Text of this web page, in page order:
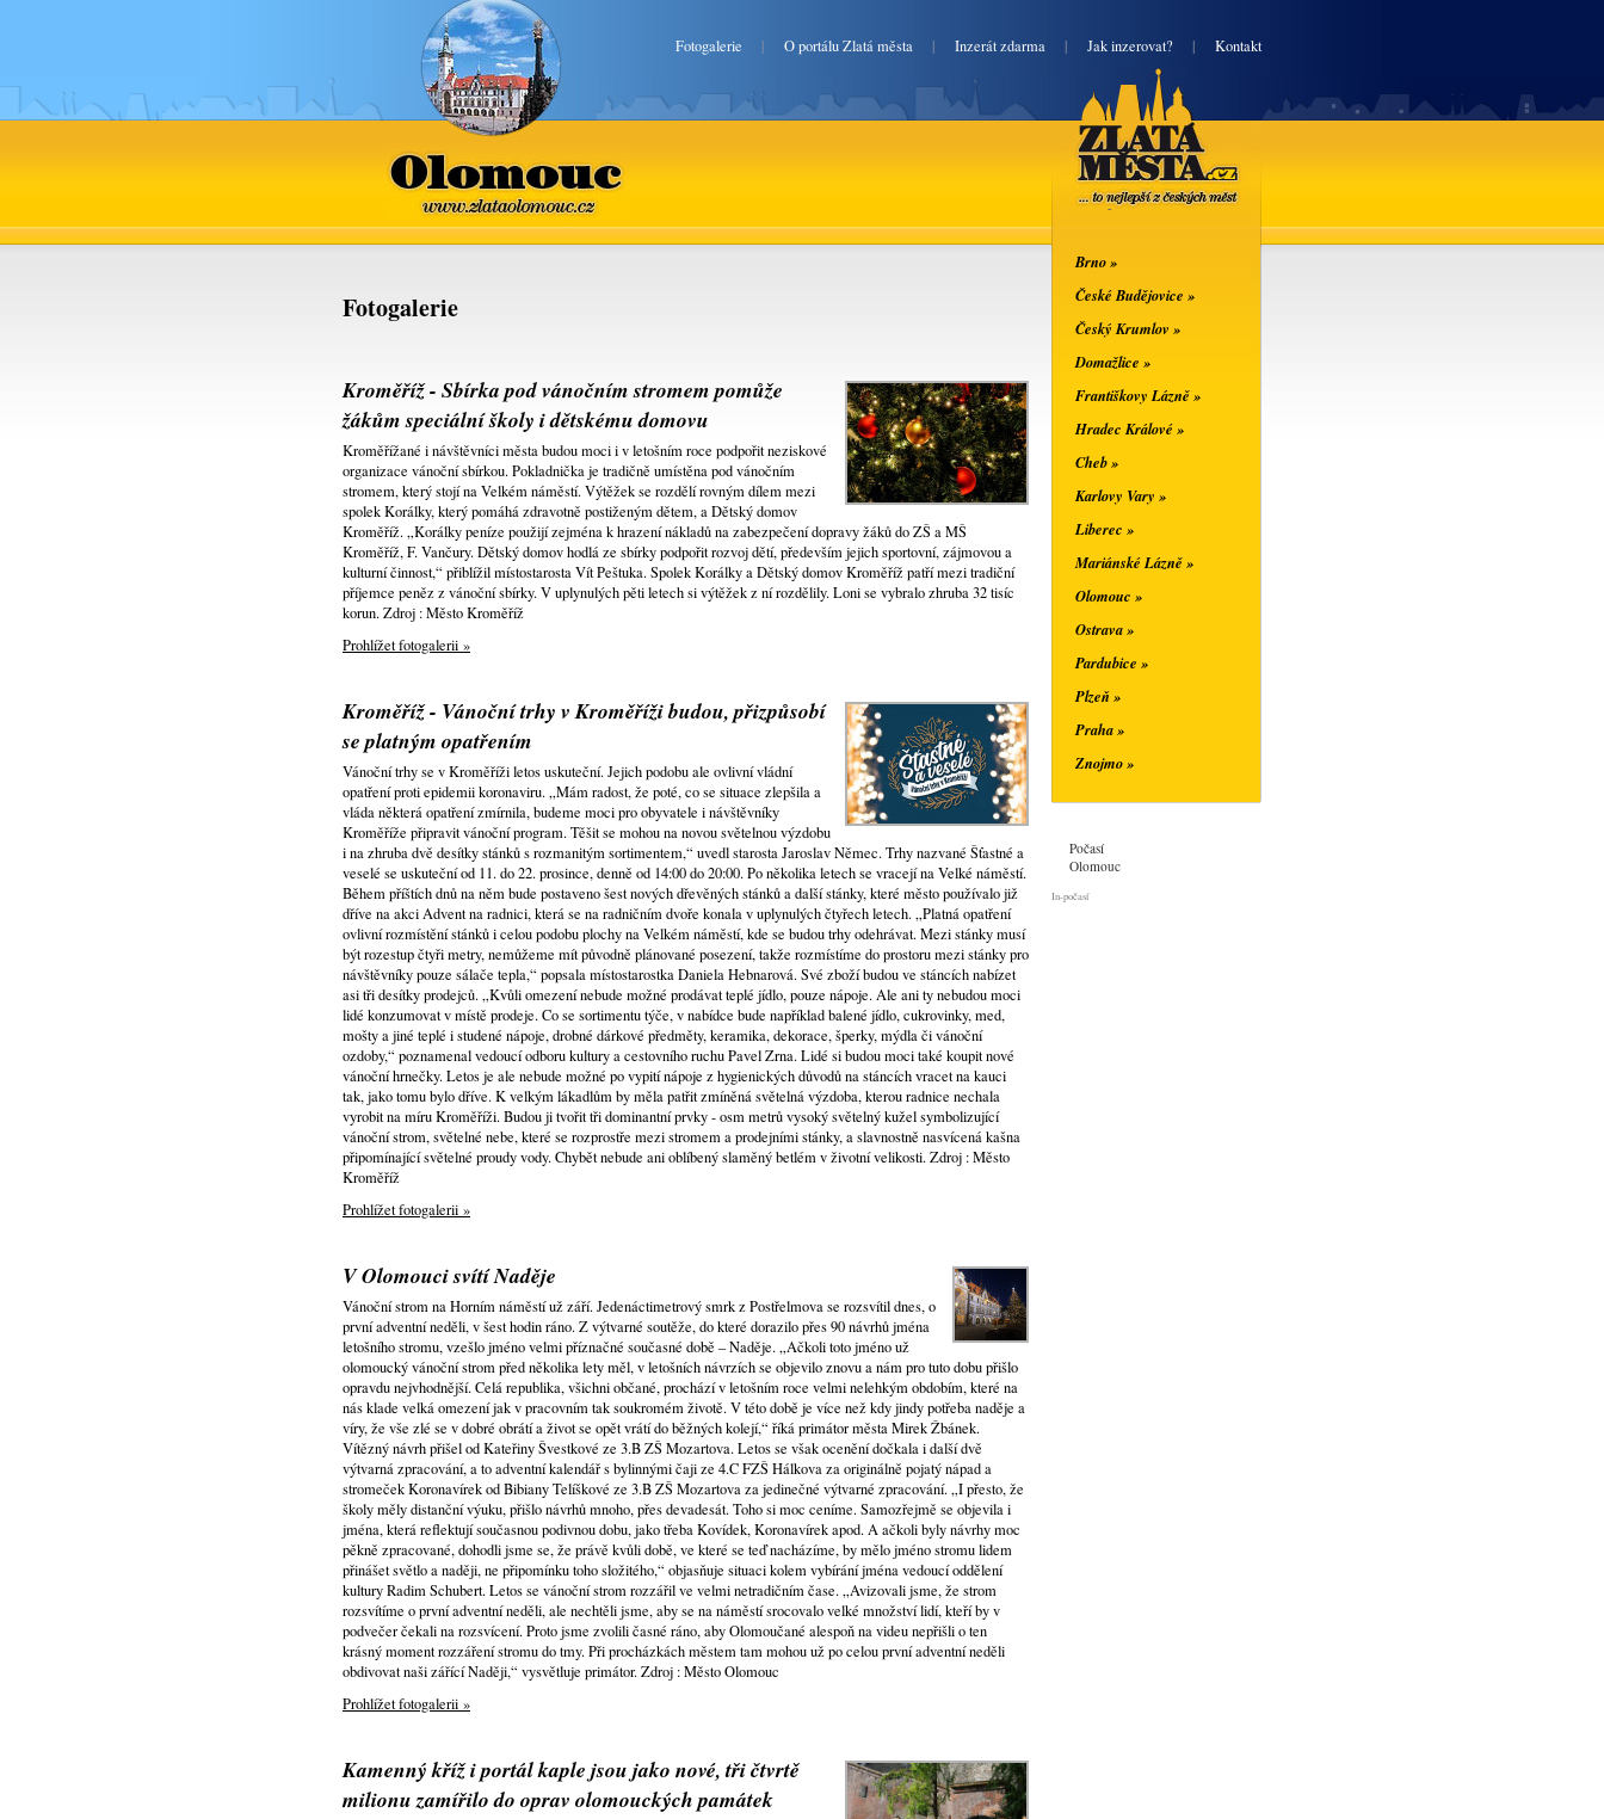
Fotogalerie | O portálu Zlatá města | Inzerát zdarma | Jak inzerovat? | Kontakt
Olomouc
www.zlataolomouc.cz
Fotogalerie
Kroměříž - Sbírka pod vánočním stromem pomůže
žákům speciální školy i dětskému domovu
Kroměřížané i návštěvníci města budou moci i v letošním roce podpořit neziskové
organizace vánoční sbírkou. Pokladnička je tradičně umístěna pod vánočním
stromem, který stojí na Velkém náměstí. Výtěžek se rozdělí rovným dílem mezi
spolek Korálky, který pomáhá zdravotně postiženým dětem, a Dětský domov
Kroměříž. „Korálky peníze použijí zejména k hrazení nákladů na zabezpečení dopravy žáků do ZŠ a MŠ
Kroměříž, F. Vančury. Dětský domov hodlá ze sbírky podpořit rozvoj dětí, především jejich sportovní, zájmovou a
kulturní činnost,“ přiblížil místostarosta Vít Peštuka. Spolek Korálky a Dětský domov Kroměříž patří mezi tradiční
příjemce peněz z vánoční sbírky. V uplynulých pěti letech si výtěžek z ní rozdělily. Loni se vybralo zhruba 32 tisíc
korun. Zdroj : Město Kroměříž
Prohlížet fotogalerii »
Kroměříž - Vánoční trhy v Kroměříži budou, přizpůsobí
se platným opatřením
Vánoční trhy se v Kroměříži letos uskuteční. Jejich podobu ale ovlivní vládní
opatření proti epidemii koronaviru. „Mám radost, že poté, co se situace zlepšila a
vláda některá opatření zmírnila, budeme moci pro obyvatele i návštěvníky
Kroměříže připravit vánoční program. Těšit se mohou na novou světelnou výzdobu
i na zhruba dvě desítky stánků s rozmanitým sortimentem,“ uvedl starosta Jaroslav Němec. Trhy nazvané Šťastné a
veselé se uskuteční od 11. do 22. prosince, denně od 14:00 do 20:00. Po několika letech se vracejí na Velké náměstí.
Během příštích dnů na něm bude postaveno šest nových dřevěných stánků a další stánky, které město používalo již
dříve na akci Advent na radnici, která se na radničním dvoře konala v uplynulých čtyřech letech. „Platná opatření
ovlivní rozmístění stánků i celou podobu plochy na Velkém náměstí, kde se budou trhy odehrávat. Mezi stánky musí
být rozestup čtyři metry, nemůžeme mít původně plánované posezení, takže rozmístíme do prostoru mezi stánky pro
návštěvníky pouze sálače tepla,“ popsala místostarostka Daniela Hebnarová. Své zboží budou ve stáncích nabízet
asi tři desítky prodejců. „Kvůli omezení nebude možné prodávat teplé jídlo, pouze nápoje. Ale ani ty nebudou moci
lidé konzumovat v místě prodeje. Co se sortimentu týče, v nabídce bude například balené jídlo, cukrovinky, med,
mošty a jiné teplé i studené nápoje, drobné dárkové předměty, keramika, dekorace, šperky, mýdla či vánoční
ozdoby,“ poznamenal vedoucí odboru kultury a cestovního ruchu Pavel Zrna. Lidé si budou moci také koupit nové
vánoční hrnečky. Letos je ale nebude možné po vypití nápoje z hygienických důvodů na stáncích vracet na kauci
tak, jako tomu bylo dříve. K velkým lákadlům by měla patřit zmíněná světelná výzdoba, kterou radnice nechala
vyrobit na míru Kroměříži. Budou ji tvořit tři dominantní prvky - osm metrů vysoký světelný kužel symbolizující
vánoční strom, světelné nebe, které se rozprostře mezi stromem a prodejními stánky, a slavnostně nasvícená kašna
připomínající světelné proudy vody. Chybět nebude ani oblíbený slaměný betlém v životní velikosti. Zdroj : Město
Kroměříž
Prohlížet fotogalerii »
V Olomouci svítí Naděje
Vánoční strom na Horním náměstí už září. Jedenáctimetrový smrk z Postřelmova se rozsvítil dnes, o
první adventní neděli, v šest hodin ráno. Z výtvarné soutěže, do které dorazilo přes 90 návrhů jména
letošního stromu, vzešlo jméno velmi příznačné současné době – Naděje. „Ačkoli toto jméno už
olomoucký vánoční strom před několika lety měl, v letošních návrzích se objevilo znovu a nám pro tuto dobu přišlo
opravdu nejvhodnější. Celá republika, všichni občané, prochází v letošním roce velmi nelehkým obdobím, které na
nás klade velká omezení jak v pracovním tak soukromém životě. V této době je více než kdy jindy potřeba naděje a
víry, že vše zlé se v dobré obrátí a život se opět vrátí do běžných kolejí,“ říká primátor města Mirek Žbánek.
Vítězný návrh přišel od Kateřiny Švestkové ze 3.B ZŠ Mozartova. Letos se však ocenění dočkala i další dvě
výtvarná zpracování, a to adventní kalendář s bylinnými čaji ze 4.C FZŠ Hálkova za originálně pojatý nápad a
stromeček Koronavírek od Bibiany Telíškové ze 3.B ZŠ Mozartova za jedinečné výtvarné zpracování. „I přesto, že
školy měly distanční výuku, přišlo návrhů mnoho, přes devadesát. Toho si moc ceníme. Samozřejmě se objevila i
jména, která reflektují současnou podivnou dobu, jako třeba Kovídek, Koronavírek apod. A ačkoli byly návrhy moc
pěkně zpracované, dohodli jsme se, že právě kvůli době, ve které se teď nacházíme, by mělo jméno stromu lidem
přinášet světlo a naději, ne připomínku toho složitého,“ objasňuje situaci kolem vybírání jména vedoucí oddělení
kultury Radim Schubert. Letos se vánoční strom rozzářil ve velmi netradičním čase. „Avizovali jsme, že strom
rozsvítíme o první adventní neděli, ale nechtěli jsme, aby se na náměstí srocovalo velké množství lidí, kteří by v
podvečer čekali na rozsvícení. Proto jsme zvolili časné ráno, aby Olomoučané alespoň na videu nepřišli o ten
krásný moment rozzáření stromu do tmy. Při procházkách městem tam mohou už po celou první adventní neděli
obdivovat naši zářící Naději,“ vysvětluje primátor. Zdroj : Město Olomouc
Prohlížet fotogalerii »
Kamenný kříž i portál kaple jsou jako nové, tři čtvrtě
milionu zamířilo do oprav olomouckých památek
Zlatá města
... to nejlepší z
českých měst
Brno »
České Budějovice »
Český Krumlov »
Domažlice »
Františkovy Lázně »
Hradec Králové »
Cheb »
Karlovy Vary »
Liberec »
Mariánské Lázně »
Olomouc »
Ostrava »
Pardubice »
Plzeň »
Praha »
Znojmo »
Počasí
Olomouc
In-počasí